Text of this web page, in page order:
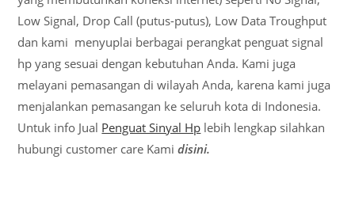
Low Signal, Drop Call (putus-putus), Low Data Troughput
dan kami menyuplai berbagai perangkat penguat signal
hp yang sesuai dengan kebutuhan Anda. Kami juga
melayani pemasangan di wilayah Anda, karena kami juga
menjalankan pemasangan ke seluruh kota di Indonesia.
Untuk info Jual Penguat Sinyal Hp lebih lengkap silahkan
hubungi customer care Kamidisini.